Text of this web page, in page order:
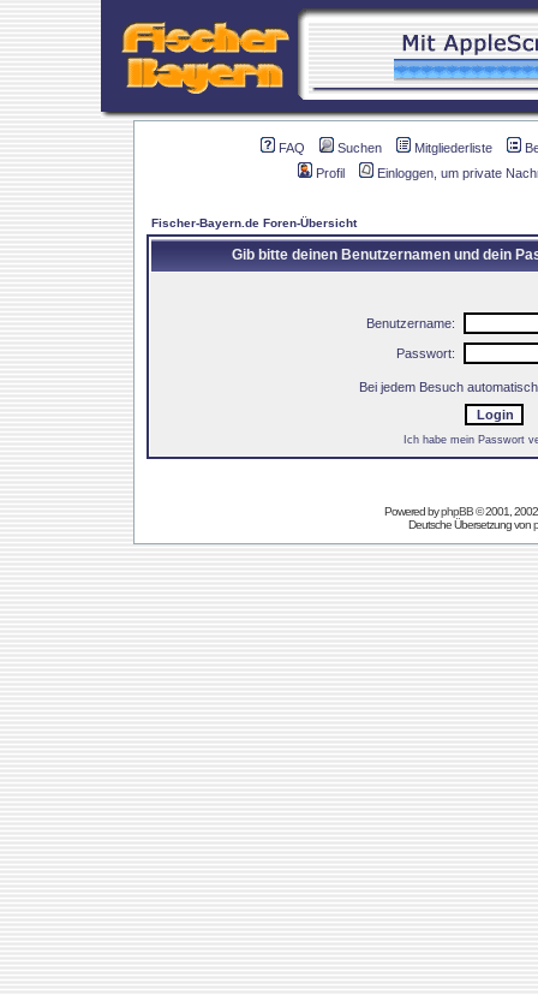
FAQ Suchen Mitgliederliste
Profil
Einloggen, um private
Fischer-Bayern.de Foren-Übersicht
Gib bitte deinen Benutzernamen und dein
Benutzername:
Passwort:
Bei jedem Besuch
Ich habe mein Passwort
Powered byphpBB© 2001,
Deutsche Übersetzung von